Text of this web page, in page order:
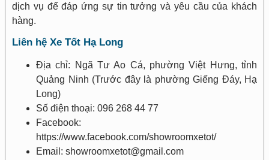
dịch vụ để đáp ứng sự tin tưởng và yêu cầu của khách
hàng.
Liên hệ Xe Tốt Hạ Long
Địa chỉ: Ngã Tư Ao Cá, phường Việt Hưng, tỉnh
Quảng Ninh (Trước đây là phường Giếng Đáy, Hạ
Long)
Số điện thoại: 096 268 44 77
Facebook:
https://www.facebook.com/showroomxetot/
Email: showroomxetot@gmail.com